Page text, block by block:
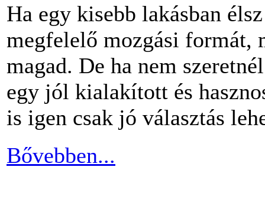
Ha egy kisebb lakásban
megfelelő mozgási formát,
magad. De ha nem
egy jól kialakított és
is igen csak jó választás
Bővebben...